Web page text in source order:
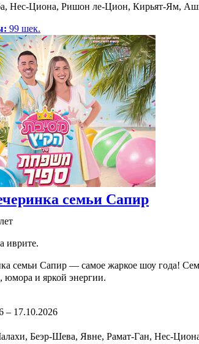
Нес-Циона, Ришон ле-Цион, Кирьят-Ям,
99 шек.
семьи Сапир
иврите.
семьи Сапир — самое жаркое шоу года!
юмора и яркой энергии.
– 17.10.2026
Беэр-Шева, Явне, Рамат-Ган, Нес-